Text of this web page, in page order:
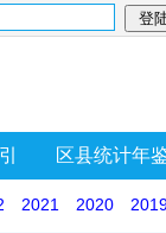
区县统计年
2021 2020